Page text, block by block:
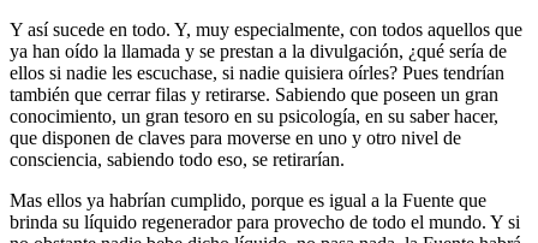
Y así sucede en todo. Y, muy especialmente, con todos aquellos que
ya han oído la llamada y se prestan a la divulgación, ¿qué sería de
ellos si nadie les escuchase, si nadie quisiera oírles? Pues tendrían
también que cerrar filas y retirarse. Sabiendo que poseen un gran
conocimiento, un gran tesoro en su psicología, en su saber hacer,
que disponen de claves para moverse en uno y otro nivel de
consciencia, sabiendo todo eso, se retirarían.
Mas ellos ya habrían cumplido, porque es igual a la Fuente que
brinda su líquido regenerador para provecho de todo el mundo. Y si